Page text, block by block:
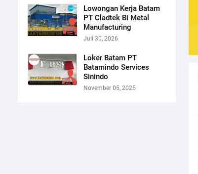
Lowongan Kerja Batam
PT Cladtek Bi Metal
Manufacturing
Juli 30, 2026
Loker Batam PT
Batamindo Services
Sinindo
November 05, 2025